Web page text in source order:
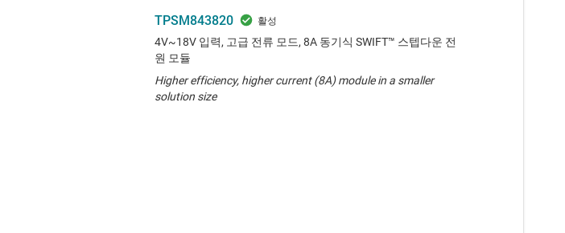
TPSM843820
4V~18V 입력, 고급 전류 모드, 8A 동기식 SWIFT™ 스텝다운 전
원 모듈
Higher efficiency, higher current (8A) module in a smaller
solution size